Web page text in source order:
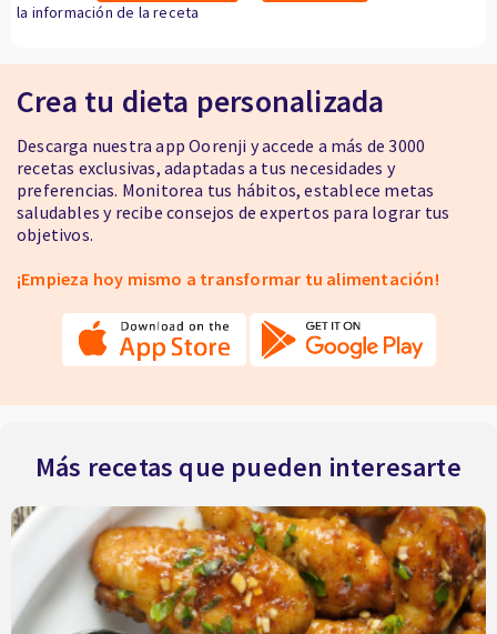
la información de la receta
Crea tu dieta personalizada
Descarga nuestra app Oorenji y accede a más de 3000
recetas exclusivas, adaptadas a tus necesidades y
preferencias. Monitorea tus hábitos, establece metas
saludables y recibe consejos de expertos para lograr tus
objetivos.
¡Empieza hoy mismo a transformar tu alimentación!
Más recetas que pueden interesarte